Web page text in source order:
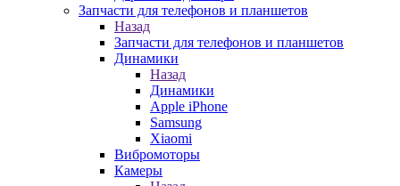
Запчасти для телефонов и планшетов
Назад
Запчасти для телефонов и планшетов
Динамики
Назад
Динамики
Apple iPhone
Samsung
Xiaomi
Вибромоторы
Камеры